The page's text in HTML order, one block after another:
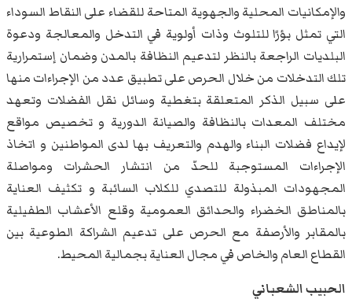
والإمكانيات المحلية والجهوية المتاحة للقضاء على النقاط السوداء
التي تمثل بؤرًا للتلوث وذات أولوية في التدخل والمعالجة ودعوة
البلديات الراجعة بالنظر لتدعيم النظافة بالمدن وضمان إستمرارية
تلك التدخلات من خلال الحرص على تطبيق عدد من الإجراءات منها
على سبيل الذكر المتعلقة بتغطية وسائل نقل الفضلات وتعهد
مختلف المعدات بالنظافة والصيانة الدورية و تخصيص مواقع
لإيداع فضلات البناء والهدم والتعريف بها لدى المواطنين و اتخاذ
الإجراءات المستوجبة للحدّ من انتشار الحشرات ومواصلة
المجهودات المبذولة للتصدي للكلاب السائبة و تكثيف العناية
بالمناطق الخضراء والحدائق العمومية وقلع الأعشاب الطفيلية
بالمقابر والأرصفة مع الحرص على تدعيم الشراكة الطوعية بين
القطاع العام والخاص في مجال العناية بجمالية المحيط.
الحبيب الشعباني